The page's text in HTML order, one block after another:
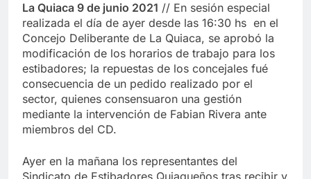
La Quiaca 9 de junio 2021 // En sesión especial
realizada el día de ayer desde las 16:30 hs en el
Concejo Deliberante de La Quiaca, se aprobó la
modificación de los horarios de trabajo para los
estibadores; la repuestas de los concejales fué
consecuencia de un pedido realizado por el
sector, quienes consensuaron una gestión
mediante la intervención de Fabian Rivera ante
miembros del CD.
Ayer en la mañana los representantes del